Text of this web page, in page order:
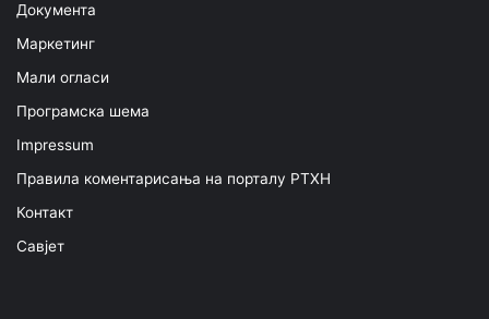
Документа
Маркетинг
Мали огласи
Програмска шема
Impressum
Правила коментарисања на порталу РТХН
Контакт
Савјет